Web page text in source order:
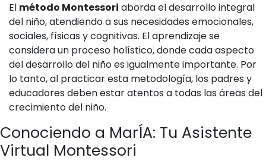
El método Montessori aborda el desarrollo integral
del niño, atendiendo a sus necesidades emocionales,
sociales, físicas y cognitivas. El aprendizaje se
considera un proceso holístico, donde cada aspecto
del desarrollo del niño es igualmente importante. Por
lo tanto, al practicar esta metodología, los padres y
educadores deben estar atentos a todas las áreas del
crecimiento del niño.
Conociendo a MarÍA: Tu Asistente
Virtual Montessori